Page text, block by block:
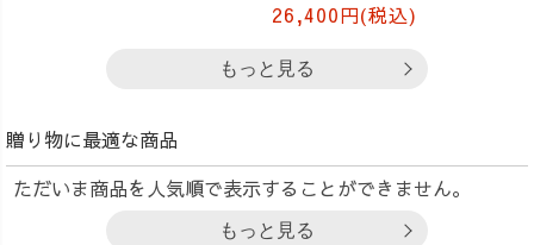
26,400円(税込)
もっと見る
贈り物に最適な商品
ただいま商品を人気順で表示することができません。
もっと見る